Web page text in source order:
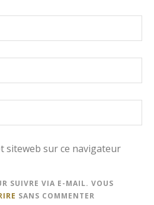
siteweb sur ce navigateur
SUIVRE VIA E-MAIL. VOUS
SANS COMMENTER